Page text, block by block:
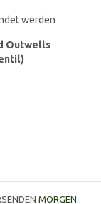
werden
Outwells
MORGEN